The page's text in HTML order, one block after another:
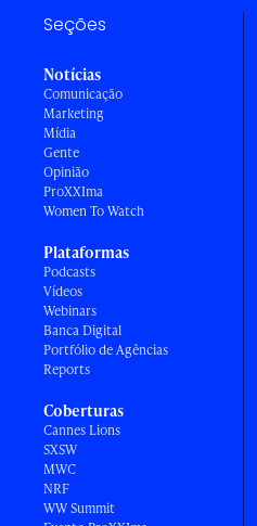
Seções
Notícias
Comunicação
Marketing
Mídia
Gente
Opinião
ProXXIma
Women To Watch
Plataformas
Podcasts
Vídeos
Webinars
Banca Digital
Portfólio de Agências
Reports
Coberturas
Cannes Lions
SXSW
MWC
NRF
WW Summit